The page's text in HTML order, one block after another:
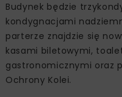
Budynek będzie
kondygnacjami
parterze znajdzie się
kasami biletowymi,
gastronomicznymi oraz
Ochrony Kolei.